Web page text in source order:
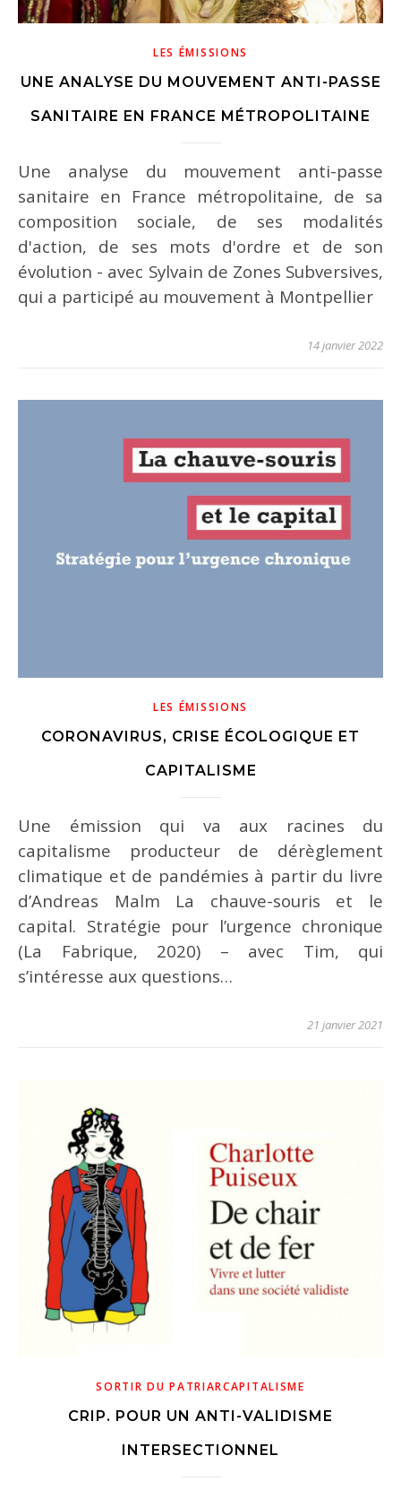
LES ÉMISSIONS
UNE ANALYSE DU MOUVEMENT ANTI-PASSE
SANITAIRE EN FRANCE MÉTROPOLITAINE
Une analyse du mouvement anti-passe
sanitaire en France métropolitaine, de sa
composition sociale, de ses modalités
d'action, de ses mots d'ordre et de son
évolution - avec Sylvain de Zones Subversives,
qui a participé au mouvement à Montpellier
14 janvier 2022
LES ÉMISSIONS
CORONAVIRUS, CRISE ÉCOLOGIQUE ET
CAPITALISME
Une émission qui va aux racines du
capitalisme producteur de dérèglement
climatique et de pandémies à partir du livre
d’Andreas Malm La chauve-souris et le
capital. Stratégie pour l’urgence chronique
(La Fabrique, 2020) – avec Tim, qui
s’intéresse aux questions…
21 janvier 2021
SORTIR DU PATRIARCAPITALISME
CRIP. POUR UN ANTI-VALIDISME
INTERSECTIONNEL